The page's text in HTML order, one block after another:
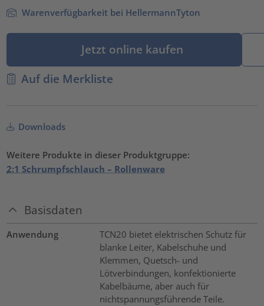
Warenverfügbarkeit bei HellermannTyton
Jetzt online kaufen
Auf die Merkliste
Downloads
Weitere Produkte in dieser Produktgruppe:
2:1 Schrumpfschlauch – Rollenware
Basisdaten
Anwendung
TCN20 bietet elektrischen Schutz für
blanke Leiter, Kabelschuhe und
Klemmen, Quetsch- und
Lötverbindungen, konfektionierte
Kabelbäume, aber auch für
nichtspannungsführende Teile.